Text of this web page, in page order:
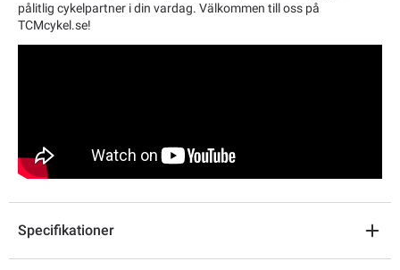
pålitlig cykelpartner i din vardag. Välkommen till oss på
TCMcykel.se!
Specifikationer